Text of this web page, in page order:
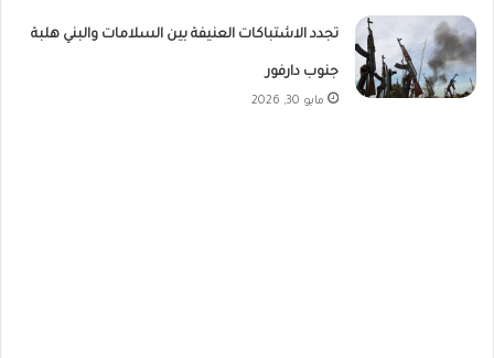
تجدد الاشتباكات العنيفة بين السلامات والبني هلبة
جنوب دارفور
مايو 30, 2026